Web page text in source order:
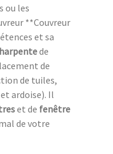
ou les
**Couvreur
et sa
de
de
de tuiles,
ardoise). Il
et de fenêtre
de votre